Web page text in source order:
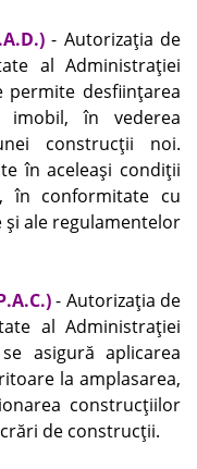
- Autorizaţia de
al Administraţiei
permite desfiinţarea
în vederea
construcţii noi.
în aceleaşi condiţii
în conformitate cu
ale regulamentelor
- Autorizaţia de
al Administraţiei
asigură aplicarea
la amplasarea,
construcţiilor
de construcţii.